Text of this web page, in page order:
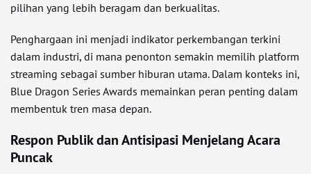
pilihan yang lebih beragam dan berkualitas.
Penghargaan ini menjadi indikator perkembangan terkini
dalam industri, di mana penonton semakin memilih platform
streaming sebagai sumber hiburan utama. Dalam konteks ini,
Blue Dragon Series Awards memainkan peran penting dalam
membentuk tren masa depan.
Respon Publik dan Antisipasi Menjelang Acara
Puncak